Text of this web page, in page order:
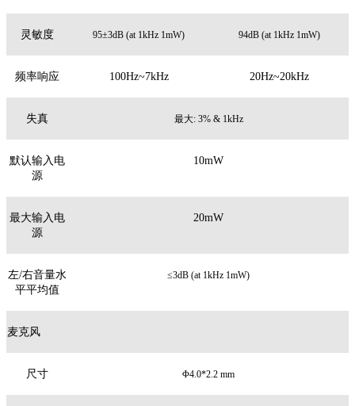
灵敏度 95±3dB (at 1kHz 1mW) 94dB (at 1kHz 1mW)
频率响应 100Hz~7kHz 20Hz~20kHz
失真 最大: 3% & 1kHz
默认输入电
源
10mW
最大输入电
源
20mW
左/右音量水
平平均值
≤3dB (at 1kHz 1mW)
麦克风
尺寸 Φ4.0*2.2 mm